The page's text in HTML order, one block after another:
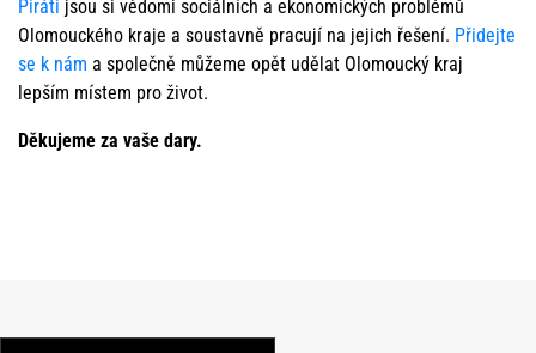
Piráti jsou si vědomi sociálních a ekonomických problémů
Olomouckého kraje a soustavně pracují na jejich řešení. Přidejte
se k nám a společně můžeme opět udělat Olomoucký kraj
lepším místem pro život.
Děkujeme za vaše dary.